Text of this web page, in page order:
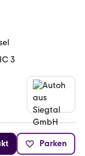
3
Parken